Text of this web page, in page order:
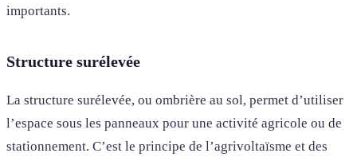
importants.
Structure surélevée
La structure surélevée, ou ombrière au sol, permet d’utiliser
l’espace sous les panneaux pour une activité agricole ou de
stationnement. C’est le principe de l’agrivoltaïsme et des